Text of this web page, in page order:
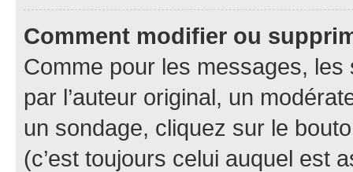
Comment modifier ou
Comme pour les messages,
par l’auteur original, un
un sondage, cliquez sur le
(c’est toujours celui auquel est